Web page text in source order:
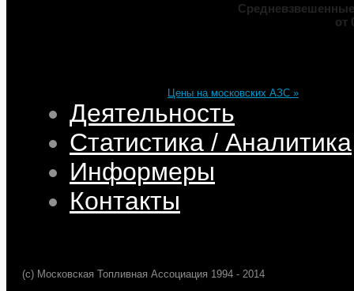
от
Цены на московских АЗС »
Деятельность
Статистика / Аналитика
Информеры
Контакты
(c) Московская Топливная Ассоциация 1994 - 2014